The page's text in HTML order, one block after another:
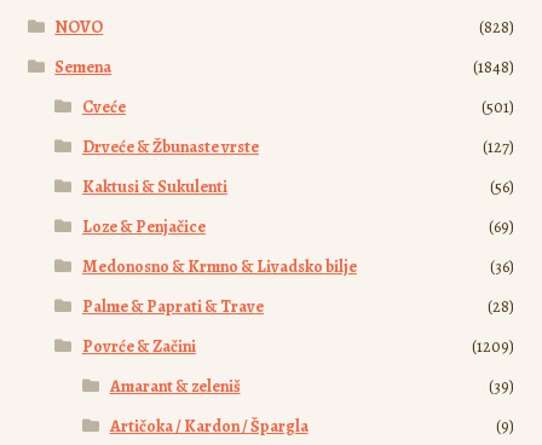
NOVO
(828)
Semena
(1848)
Cveće
(501)
Drveće & Žbunaste vrste
(127)
Kaktusi & Sukulenti
(56)
Loze & Penjačice
(69)
Medonosno & Krmno & Livadsko bilje
(36)
Palme & Paprati & Trave
(28)
Povrće & Začini
(1209)
Amarant & zeleniš
(39)
Artičoka / Kardon / Špargla
(9)